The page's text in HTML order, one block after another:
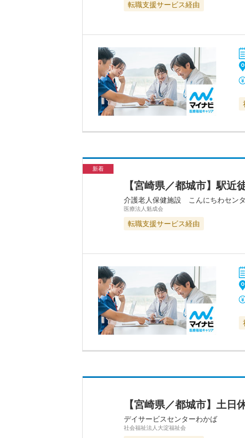
転職支援サービス経由
新着
【宮崎県／都城市】駅近
介護老人保健施設 こんにちわセン
医療法人魁成会
転職支援サービス経由
【宮崎県／都城市】土日
デイサービスセンターわかば
社会福祉法人大淀福祉会